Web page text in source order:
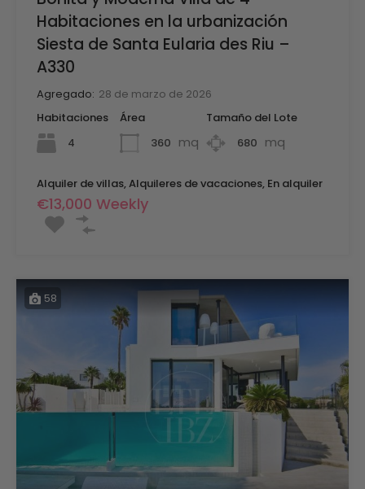
Habitaciones en la urbanización
Siesta de Santa Eularia des Riu –
A330
Agregado: 28 de marzo de 2026
Habitaciones
4
Área
360 mq
Tamaño del Lote
680 mq
Alquiler de villas, Alquileres de vacaciones, En alquiler
€13,000 Weekly
58